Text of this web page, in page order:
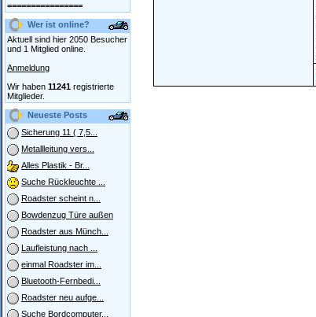
================
Wer ist online?
Aktuell sind hier 2050 Besucher
und 1 Mitglied online.
Anmeldung
Wir haben 11241 registrierte
Mitglieder.
Neueste Posts
Sicherung 11 ( 7,5...
Metallleitung vers...
Alles Plastik - Br...
Suche Rückleuchte ...
Roadster scheint n...
Bowdenzug Türe außen
Roadster aus Münch...
Laufleistung nach ...
einmal Roadster im...
Bluetooth-Fernbedi...
Roadster neu aufge...
Suche Bordcomputer...